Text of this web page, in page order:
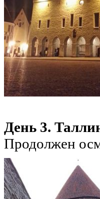
День 3.
Продолжен